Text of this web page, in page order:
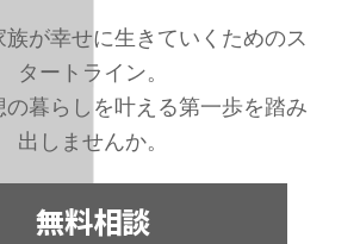
族が幸せに生きていくためのス
タートライン。
の暮らしを叶える第一歩を踏み
出しませんか。
無料相談